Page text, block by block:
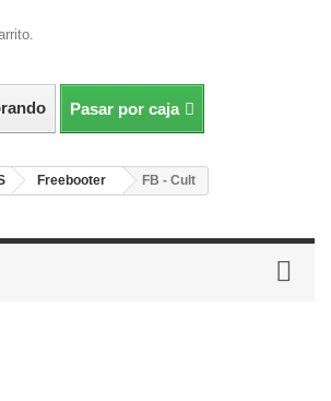
Pasar por caja
Freebooter FB - Cult